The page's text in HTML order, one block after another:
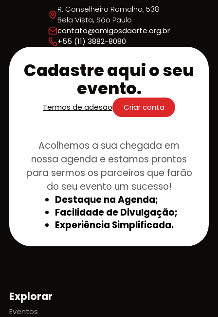
R. Conselheiro Ramalho, 538
Bela Vista, São Paulo
contato@amigosdaarte.org.br
+55 (11) 3882-8080
Cadastre aqui o seu
evento.
Termos de adesão Criar conta
Acolhemos a sua chegada em
nossa agenda e estamos prontos
para sermos os parceiros que farão
do seu evento um sucesso!
Destaque na Agenda;
Facilidade de Divulgação;
Experiência Simplificada.
Mapa do site
Explorar
Eventos